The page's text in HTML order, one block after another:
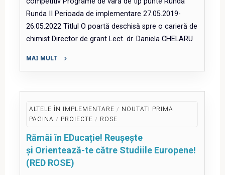
pentru
studenții
FEFS
(MARATON)"
Runda II Perioada de implementare 27.05.2019-
26.05.2022 Titlul O poartă deschisă spre o carieră de
chimist Director de grant Lect. dr. Daniela CHELARU
MAI MULT
"O
deschisă
spre
de
chimist"
ALTELE ÎN IMPLEMENTARE / NOUTATI PRIMA
PAGINA / PROIECTE / ROSE
Rămâi în EDucație! Reușește
și Orientează-te către Studiile Europene!
(RED ROSE)